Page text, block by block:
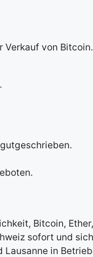
von
Bitcoin,
sofort und
in